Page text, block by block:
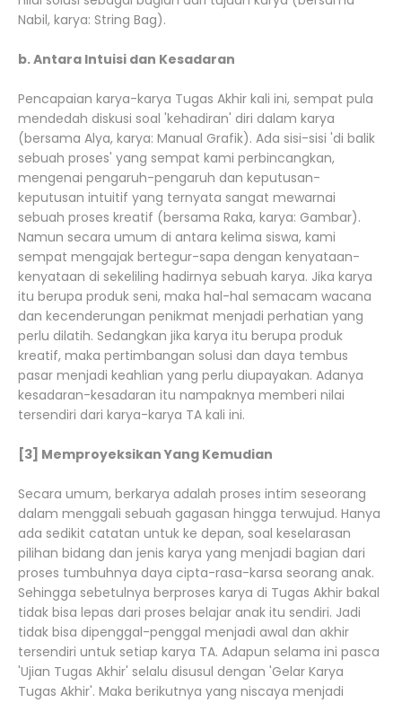
Nabil, karya: String Bag).
b. Antara Intuisi dan Kesadaran
Pencapaian karya-karya Tugas Akhir kali ini, sempat pula
mendedah diskusi soal 'kehadiran' diri dalam karya
(bersama Alya, karya: Manual Grafik). Ada sisi-sisi 'di balik
sebuah proses' yang sempat kami perbincangkan,
mengenai pengaruh-pengaruh dan keputusan-
keputusan intuitif yang ternyata sangat mewarnai
sebuah proses kreatif (bersama Raka, karya: Gambar).
Namun secara umum di antara kelima siswa, kami
sempat mengajak bertegur-sapa dengan kenyataan-
kenyataan di sekeliling hadirnya sebuah karya. Jika karya
itu berupa produk seni, maka hal-hal semacam wacana
dan kecenderungan penikmat menjadi perhatian yang
perlu dilatih. Sedangkan jika karya itu berupa produk
kreatif, maka pertimbangan solusi dan daya tembus
pasar menjadi keahlian yang perlu diupayakan. Adanya
kesadaran-kesadaran itu nampaknya memberi nilai
tersendiri dari karya-karya TA kali ini.
[3] Memproyeksikan Yang Kemudian
Secara umum, berkarya adalah proses intim seseorang
dalam menggali sebuah gagasan hingga terwujud. Hanya
ada sedikit catatan untuk ke depan, soal keselarasan
pilihan bidang dan jenis karya yang menjadi bagian dari
proses tumbuhnya daya cipta-rasa-karsa seorang anak.
Sehingga sebetulnya berproses karya di Tugas Akhir bakal
tidak bisa lepas dari proses belajar anak itu sendiri. Jadi
tidak bisa dipenggal-penggal menjadi awal dan akhir
tersendiri untuk setiap karya TA. Adapun selama ini pasca
'Ujian Tugas Akhir' selalu disusul dengan 'Gelar Karya
Tugas Akhir'. Maka berikutnya yang niscaya menjadi